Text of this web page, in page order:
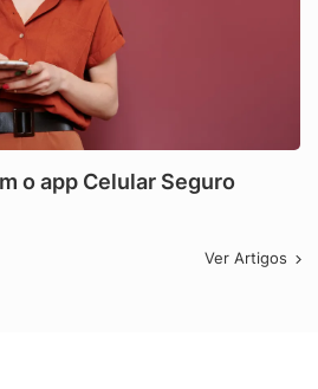
o app Celular Seguro
Ver Artigos